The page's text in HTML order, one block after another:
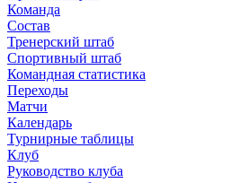
Команда
Состав
Тренерский штаб
Спортивный штаб
Командная статистика
Переходы
Матчи
Календарь
Турнирные таблицы
Клуб
Руководство клуба